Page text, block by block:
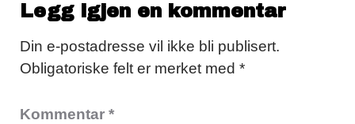
Legg igjen en kommentar
Din e-postadresse vil ikke bli publisert.
Obligatoriske felt er merket med *
Kommentar *